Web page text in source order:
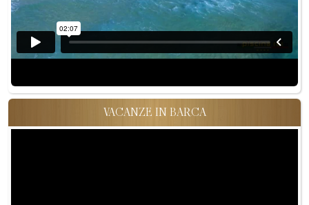
VACANZE IN BARCA